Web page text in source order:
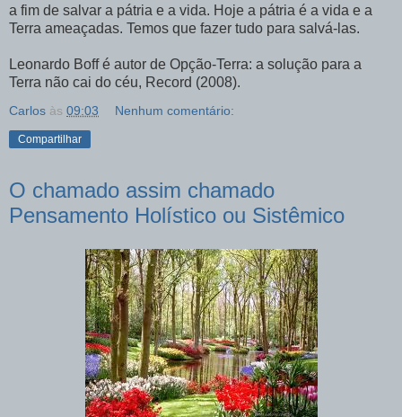
a fim de salvar a pátria e a vida. Hoje a pátria é a vida e a
Terra ameaçadas. Temos que fazer tudo para salvá-las.
Leonardo Boff é autor de Opção-Terra: a solução para a
Terra não cai do céu, Record (2008).
Carlos às 09:03 Nenhum comentário:
Compartilhar
O chamado assim chamado
Pensamento Holístico ou Sistêmico